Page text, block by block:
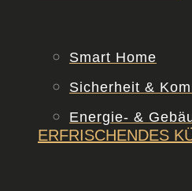
Smart Home
Sicherheit &
Energie- &
ERFRISCHENDES